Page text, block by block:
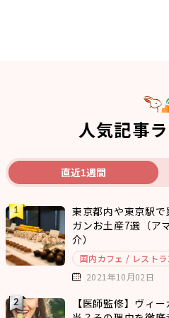
人気記事
直近1週間
東京都内や東京駅
ガンお土産7選（ア
介）
国内カフェ / レストラ
2021年10月02日
【医師監修】ヴィ